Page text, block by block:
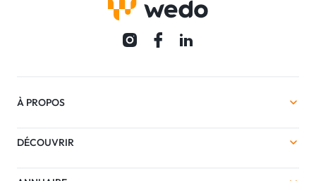
À PROPOS
DÉCOUVRIR